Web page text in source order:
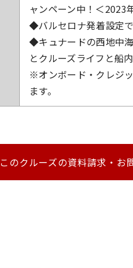
ャンペーン中！＜2023
◆バルセロナ発着設定
◆キュナードの西地中
とクルーズライフと船
※オンボード・クレジ
ます。
このクルーズの資料請求・ お